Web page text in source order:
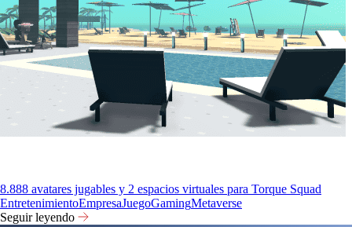
8.888 avatares jugables y 2 espacios virtuales para Torque Squad
EntretenimientoEmpresaJuegoGamingMetaverse
Seguir leyendo